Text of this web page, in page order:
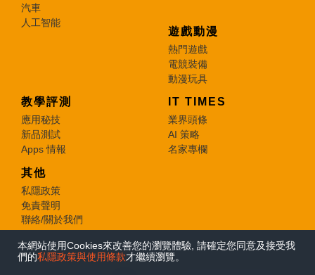
汽車
人工智能
遊戲動漫
熱門遊戲
電競裝備
動漫玩具
教學評測
應用秘技
新品測試
Apps 情報
IT TIMES
業界頭條
AI 策略
名家專欄
其他
私隱政策
免責聲明
聯絡/關於我們
© 2026 e-zone. All Rights Reserved.
本網站使用Cookies來改善您的瀏覽體驗, 請確定您同意及接受我
們的私隱政策與使用條款才繼續瀏覽。